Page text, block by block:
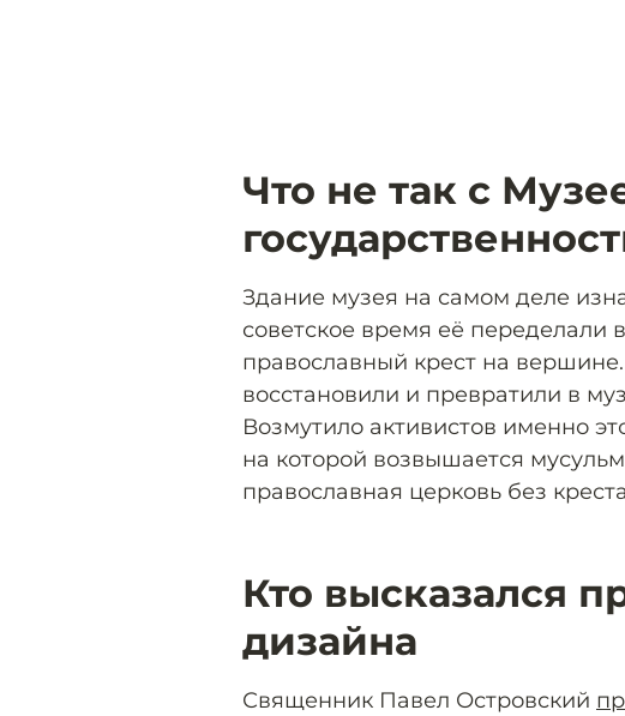
Что не так с
Здание музея на самом деле
советское время её переделали
православный крест на
восстановили и превратили в
Возмутило активистов именно
на которой возвышается
православная церковь без
Кто высказался
дизайна
Священник Павел Островский